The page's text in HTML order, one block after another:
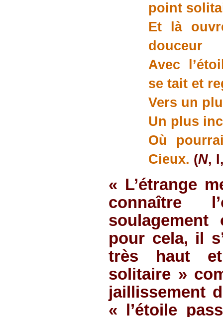
point
Et là
douceur
Avec
se tait et
Vers un
Un plus
Où
Cieux. (N,
« L’étrange
connaître
pour cela, il
très haut
solitaire »
jaillissement
« l’étoile